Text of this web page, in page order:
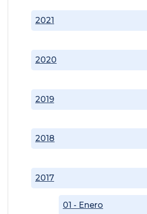
2017
01 - Enero
2018
2019
2020
2021